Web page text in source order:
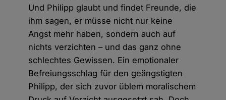
Und Philipp glaubt und findet Freunde, die
ihm sagen, er müsse nicht nur keine
Angst mehr haben, sondern auch auf
nichts verzichten – und das ganz ohne
schlechtes Gewissen. Ein emotionaler
Befreiungsschlag für den geängstigten
Philipp, der sich zuvor üblem moralischem